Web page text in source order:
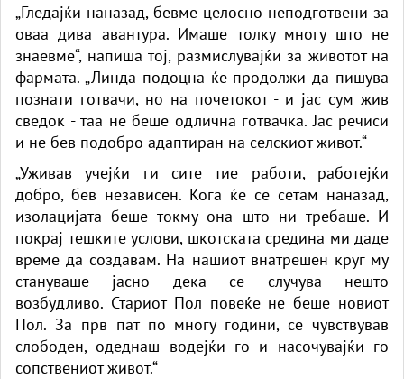
„Гледајќи наназад, бевме целосно неподготвени за
оваа дива авантура. Имаше толку многу што не
знаевме“, напиша тој, размислувајќи за животот на
фармата. „Линда подоцна ќе продолжи да пишува
познати готвачи, но на почетокот - и јас сум жив
сведок - таа не беше одлична готвачка. Јас речиси
и не бев подобро адаптиран на селскиот живот.“
„Уживав учејќи ги сите тие работи, работејќи
добро, бев независен. Кога ќе се сетам наназад,
изолацијата беше токму она што ни требаше. И
покрај тешките услови, шкотската средина ми даде
време да создавам. На нашиот внатрешен круг му
стануваше јасно дека се случува нешто
возбудливо. Стариот Пол повеќе не беше новиот
Пол. За прв пат по многу години, се чувствував
слободен, одеднаш водејќи го и насочувајќи го
сопствениот живот.“